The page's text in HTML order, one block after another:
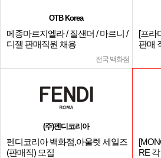
OTB Korea
메종마르지엘라 / 질샌더 / 마르니 /
디젤 판매직원 채용
전국 백화점
[프라
판매
(주)펜디코리아
펜디코리아 백화점,아울렛 세일즈
(판매직) 모집
RE